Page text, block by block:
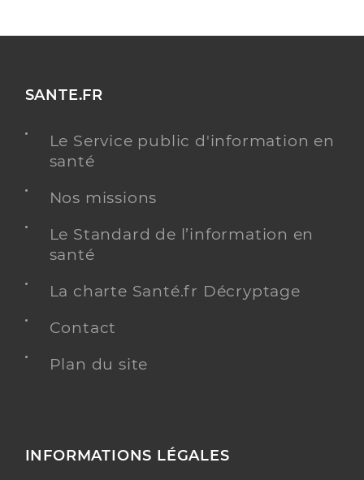
SANTE.FR
Le Service public d'information en
santé
Nos missions
Le Standard de l’information en
santé
La charte Santé.fr Décryptage
Contact
Plan du site
INFORMATIONS LÉGALES